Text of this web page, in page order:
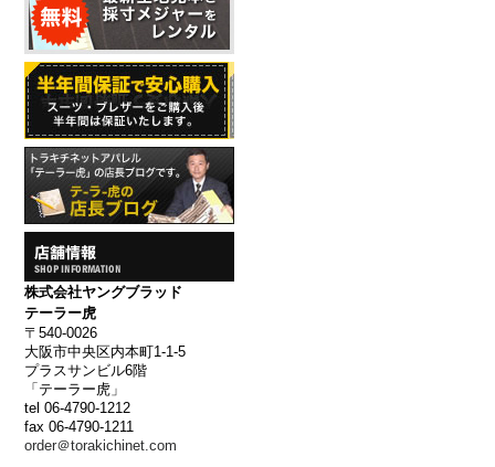
株式会社ヤングブラッド
テーラー虎
〒540-0026
大阪市中央区内本町1-1-5
プラスサンビル6階
「テーラー虎」
tel 06-4790-1212
fax 06-4790-1211
order＠torakichinet.com